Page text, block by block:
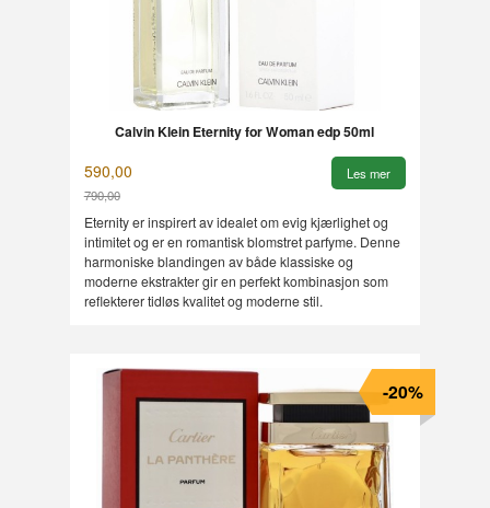
Calvin Klein Eternity for Woman edp 50ml
590,00
790,00
Rabatt
Les mer
Eternity er inspirert av idealet om evig kjærlighet og
intimitet og er en romantisk blomstret parfyme. Denne
harmoniske blandingen av både klassiske og
moderne ekstrakter gir en perfekt kombinasjon som
reflekterer tidløs kvalitet og moderne stil.
-20%